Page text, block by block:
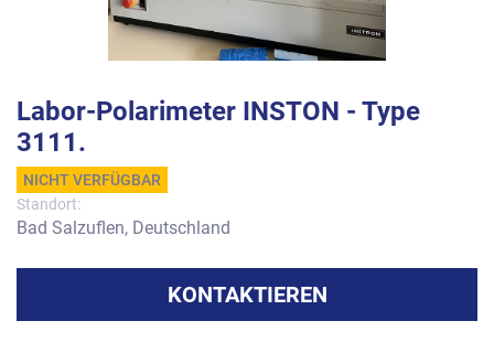
Labor-Polarimeter INSTON - Type
3111.
NICHT VERFÜGBAR
Standort:
Bad Salzuflen, Deutschland
KONTAKTIEREN